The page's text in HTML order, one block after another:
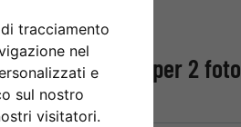
tracciamento
nel
e
sul nostro
visitatori.
multiplo Jade per 2 foto